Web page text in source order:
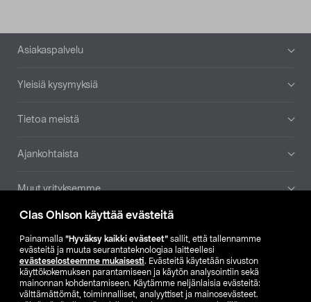
Clas Ohlson käyttää evästeitä
Painamalla ”Hyväksy kaikki evästeet” sallit, että tallennamme
evästeitä ja muuta seurantateknologiaa laitteellesi
evästeselosteemme mukaisesti. Evästeitä käytetään sivuston
käyttökokemuksen parantamiseen ja käytön analysointiin sekä
mainonnan kohdentamiseen. Käytämme neljänlaisia evästeitä:
välttämättömät, toiminnalliset, analyyttiset ja mainosevästeet.
Alatunniste
Asiakaspalvelu
Yleisiä kysymyksiä
Tietoa meistä
Ajankohtaista
Muut yrityksemme
Etsi myymälä
SE NO FI
FI SV